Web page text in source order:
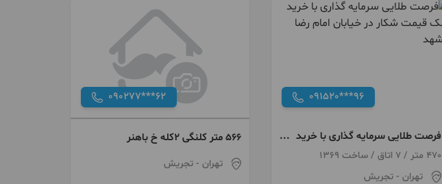
091520***96
فرصت طلایی سرمایه گذاری با خرید
ملک قیمت شکار در خیابان امام رضا
مشهد
470 متر / 7 اتاق / ساخت 1369
تهران- تجریش
090277***62
566 متر کلنگی ۲کله خ باهنر
تهران - تجریش